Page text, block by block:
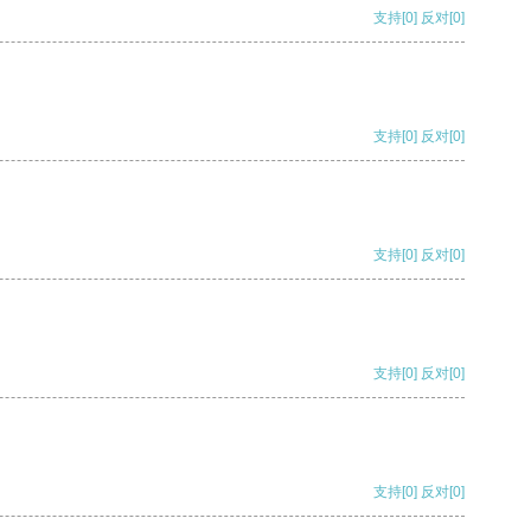
支持[0] 反对[0]
支持[0] 反对[0]
支持[0] 反对[0]
支持[0] 反对[0]
支持[0] 反对[0]